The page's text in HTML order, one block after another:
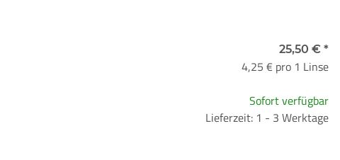
25,50 € *
4,25 € pro 1 Linse
Sofort verfügbar
Lieferzeit: 1 - 3 Werktage